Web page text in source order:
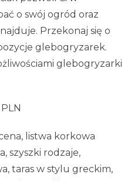
o swój ogród oraz
Przekonaj się o
glebogryzarek.
glebogryzarki
listwa korkowa
szyszki rodzaje,
taras w stylu greckim,